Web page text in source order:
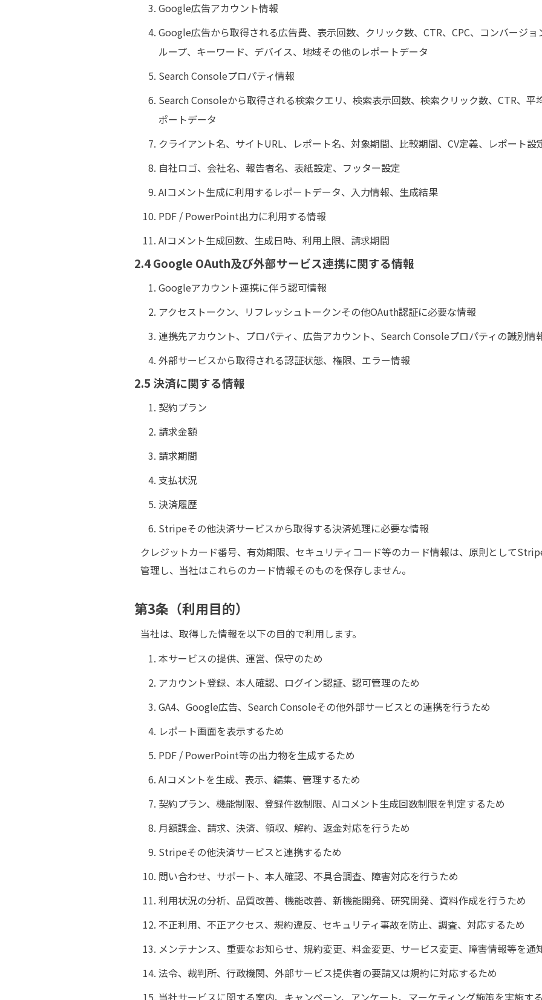
Google広告アカウント情報
Google広告から取得される広告費、表示回数、クリック数、CTR、CPC、コンバージョ
ループ、キーワード、デバイス、地域その他のレポートデータ
Search Consoleプロパティ情報
Search Consoleから取得される検索クエリ、検索表示回数、検索クリック数、CTR、
ポートデータ
クライアント名、サイトURL、レポート名、対象期間、比較期間、CV定義、レポート設
自社ロゴ、会社名、報告者名、表紙設定、フッター設定
AIコメント生成に利用するレポートデータ、入力情報、生成結果
PDF / PowerPoint出力に利用する情報
AIコメント生成回数、生成日時、利用上限、請求期間
2.4 Google OAuth及び外部サービス連携に関する情報
Googleアカウント連携に伴う認可情報
アクセストークン、リフレッシュトークンその他OAuth認証に必要な情報
連携先アカウント、プロパティ、広告アカウント、Search Consoleプロパティの識別情
外部サービスから取得される認証状態、権限、エラー情報
2.5 決済に関する情報
契約プラン
請求金額
請求期間
支払状況
決済履歴
Stripeその他決済サービスから取得する決済処理に必要な情報
クレジットカード番号、有効期限、セキュリティコード等のカード情報は、原則として
管理し、当社はこれらのカード情報そのものを保存しません。
第3条（利用目的）
当社は、取得した情報を以下の目的で利用します。
本サービスの提供、運営、保守のため
アカウント登録、本人確認、ログイン認証、認可管理のため
GA4、Google広告、Search Consoleその他外部サービスとの連携を行うため
レポート画面を表示するため
PDF / PowerPoint等の出力物を生成するため
AIコメントを生成、表示、編集、管理するため
契約プラン、機能制限、登録件数制限、AIコメント生成回数制限を判定するため
月額課金、請求、決済、領収、解約、返金対応を行うため
Stripeその他決済サービスと連携するため
問い合わせ、サポート、本人確認、不具合調査、障害対応を行うため
利用状況の分析、品質改善、機能改善、新機能開発、研究開発、資料作成を行うため
不正利用、不正アクセス、規約違反、セキュリティ事故を防止、調査、対応するため
メンテナンス、重要なお知らせ、規約変更、料金変更、サービス変更、障害情報等を通
法令、裁判所、行政機関、外部サービス提供者の要請又は規約に対応するため
当社サービスに関する案内、キャンペーン、アンケート、マーケティング施策を実施す